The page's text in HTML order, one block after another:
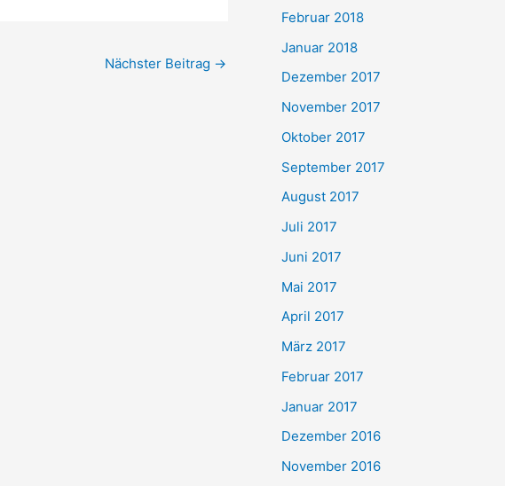
Nächster Beitrag →
Februar 2018
Januar 2018
Dezember 2017
November 2017
Oktober 2017
September 2017
August 2017
Juli 2017
Juni 2017
Mai 2017
April 2017
März 2017
Februar 2017
Januar 2017
Dezember 2016
November 2016